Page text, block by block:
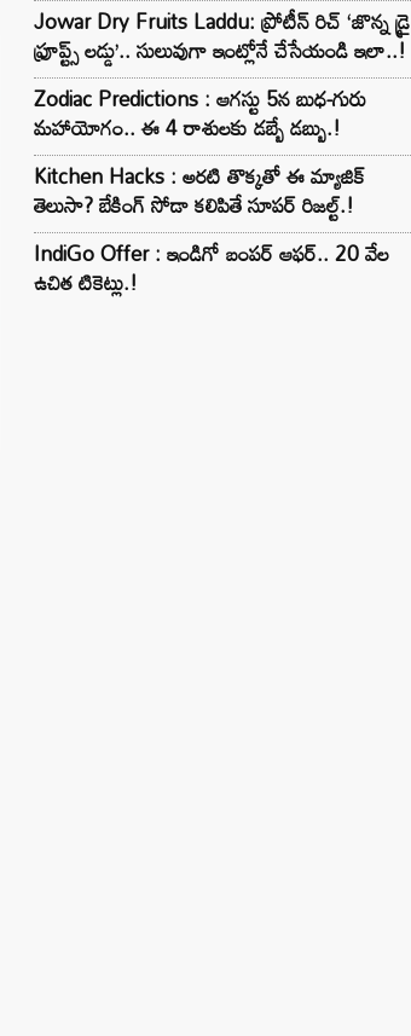
Jowar Dry Fruits Laddu: ప్రోటీన్ రిచ్ ‘జొన్న డ్రై
ఫ్రూప్ట్స్ లడ్డు’.. సులువుగా ఇంట్లోనే చేసేయండి ఇలా..!
Zodiac Predictions : ఆగస్టు 5న బుధ-గురు
మహాయోగం.. ఈ 4 రాశులకు డబ్బే డబ్బు.!
Kitchen Hacks : అరటి తొక్కతో ఈ మ్యాజిక్
తెలుసా? బేకింగ్ సోడా కలిపితే సూపర్ రిజల్ట్.!
IndiGo Offer : ఇండిగో బంపర్ ఆఫర్.. 20 వేల
ఉచిత టికెట్లు.!